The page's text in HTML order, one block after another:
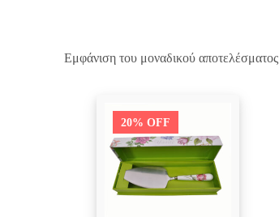
Εμφάνιση του μοναδικού αποτελέσματος
20% OFF